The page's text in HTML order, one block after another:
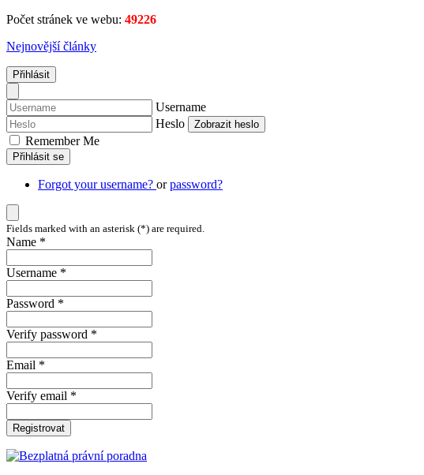
Počet stránek ve webu: 49226
Nejnovější články
Přihlásit
Username
Heslo
Zobrazit heslo
Remember Me
Přihlásit se
Forgot your username? orpassword?
Fields marked with an asterisk (*) are required.
Name *
Username *
Password *
Verify password *
Email *
Verify email *
Registrovat